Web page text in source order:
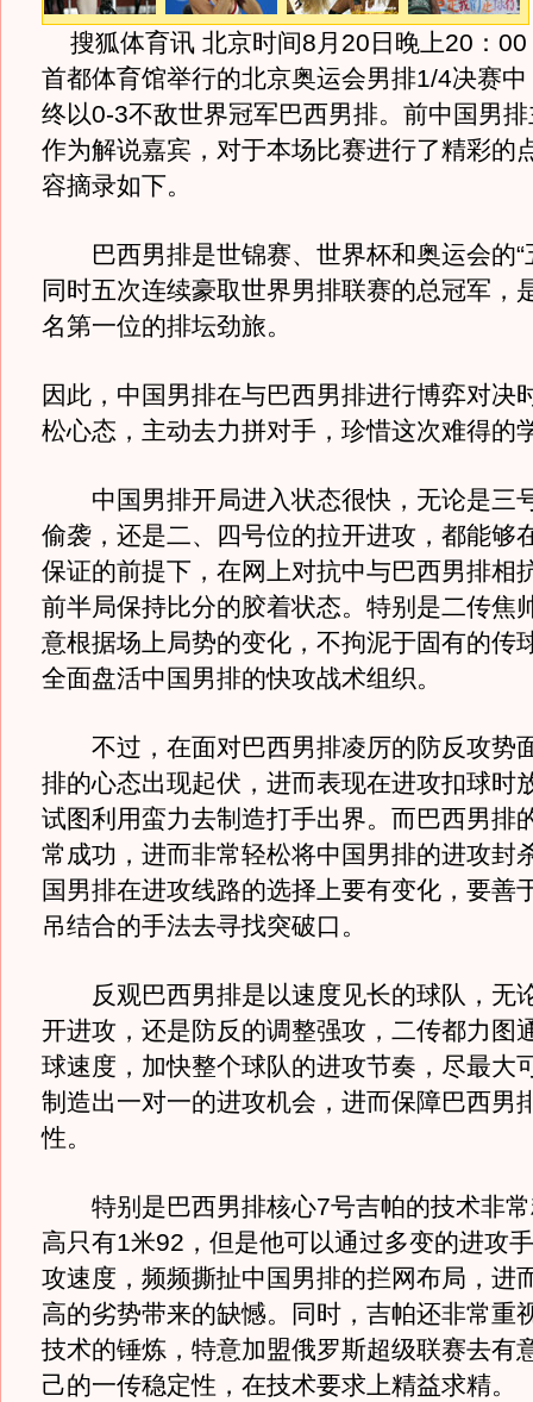
搜狐体育讯 北京时间8月20日晚上20：00
首都体育馆举行的北京奥运会男排1/4决赛
终以0-3不敌世界冠军巴西男排。前中国男
作为解说嘉宾，对于本场比赛进行了精彩的
容摘录如下。
巴西男排是世锦赛、世界杯和奥运会的“
同时五次连续豪取世界男排联赛的总冠军，
名第一位的排坛劲旅。
因此，中国男排在与巴西男排进行博弈对决
松心态，主动去力拼对手，珍惜这次难得的
中国男排开局进入状态很快，无论是三
偷袭，还是二、四号位的拉开进攻，都能够
保证的前提下，在网上对抗中与巴西男排相
前半局保持比分的胶着状态。特别是二传焦
意根据场上局势的变化，不拘泥于固有的传
全面盘活中国男排的快攻战术组织。
不过，在面对巴西男排凌厉的防反攻势
排的心态出现起伏，进而表现在进攻扣球时
试图利用蛮力去制造打手出界。而巴西男排
常成功，进而非常轻松将中国男排的进攻封
国男排在进攻线路的选择上要有变化，要善
吊结合的手法去寻找突破口。
反观巴西男排是以速度见长的球队，无
开进攻，还是防反的调整强攻，二传都力图
球速度，加快整个球队的进攻节奏，尽最大
制造出一对一的进攻机会，进而保障巴西男
性。
特别是巴西男排核心7号吉帕的技术非常
高只有1米92，但是他可以通过多变的进攻
攻速度，频频撕扯中国男排的拦网布局，进
高的劣势带来的缺憾。同时，吉帕还非常重
技术的锤炼，特意加盟俄罗斯超级联赛去有
己的一传稳定性，在技术要求上精益求精。